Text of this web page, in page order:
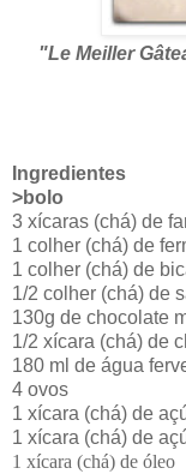
"Le Meiller
Ingredientes
>bolo
3 xícaras (chá) de
1 colher (chá) de
1 colher (chá) de
1/2 colher (chá) de
130g de chocolate
1/2 xícara (chá) de
180 ml de água
4 ovos
1 xícara (chá) de
1 xícara (chá) de
1 xícara (chá) de óleo